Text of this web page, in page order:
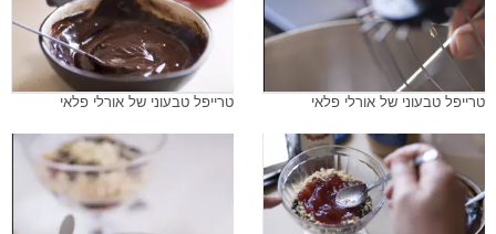
טרייפל טבעוני של אורלי פלאי טרייפל טבעוני של אורלי פלאי